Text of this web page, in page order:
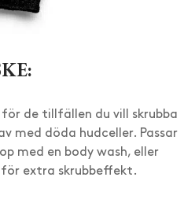
för de tillfällen du vill skrubba
med döda hudceller. Passar
med en body wash, eller
för extra skrubbeffekt.